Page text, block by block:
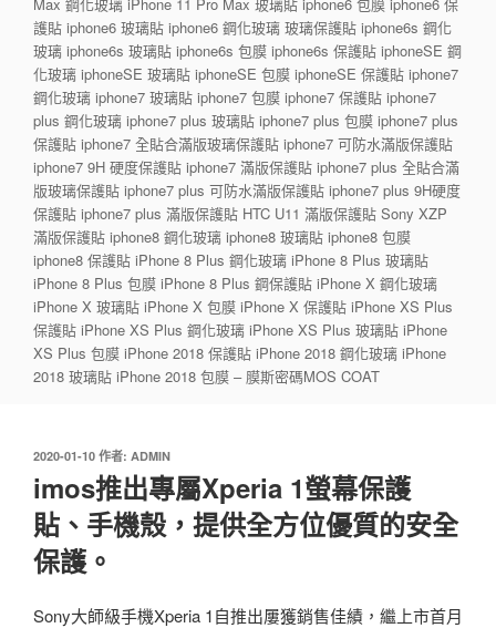
Max 鋼化玻璃 iPhone 11 Pro Max 玻璃貼 iphone6 包膜 iphone6 保
護貼 iphone6 玻璃貼 iphone6 鋼化玻璃 玻璃保護貼 iphone6s 鋼化
玻璃 iphone6s 玻璃貼 iphone6s 包膜 iphone6s 保護貼 iphoneSE 鋼
化玻璃 iphoneSE 玻璃貼 iphoneSE 包膜 iphoneSE 保護貼 iphone7
鋼化玻璃 iphone7 玻璃貼 iphone7 包膜 iphone7 保護貼 iphone7
plus 鋼化玻璃 iphone7 plus 玻璃貼 iphone7 plus 包膜 iphone7 plus
保護貼 iphone7 全貼合滿版玻璃保護貼 iphone7 可防水滿版保護貼
iphone7 9H 硬度保護貼 iphone7 滿版保護貼 iphone7 plus 全貼合滿
版玻璃保護貼 iphone7 plus 可防水滿版保護貼 iphone7 plus 9H硬度
保護貼 iphone7 plus 滿版保護貼 HTC U11 滿版保護貼 Sony XZP
滿版保護貼 iphone8 鋼化玻璃 iphone8 玻璃貼 iphone8 包膜
iphone8 保護貼 iPhone 8 Plus 鋼化玻璃 iPhone 8 Plus 玻璃貼
iPhone 8 Plus 包膜 iPhone 8 Plus 鋼保護貼 iPhone X 鋼化玻璃
iPhone X 玻璃貼 iPhone X 包膜 iPhone X 保護貼 iPhone XS Plus
保護貼 iPhone XS Plus 鋼化玻璃 iPhone XS Plus 玻璃貼 iPhone
XS Plus 包膜 iPhone 2018 保護貼 iPhone 2018 鋼化玻璃 iPhone
2018 玻璃貼 iPhone 2018 包膜 – 膜斯密碼MOS COAT
發
2020-01-10 作者: ADMIN
imos推出專屬Xperia 1螢幕保護
貼、手機殼，提供全方位優質的安全
保護。
Sony大師級手機Xperia 1自推出屢獲銷售佳績，繼上市首月